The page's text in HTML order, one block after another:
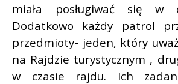
miała posługiwać się w
Dodatkowo każdy patrol
przedmioty- jeden, który
na Rajdzie turystycznym ,
w czasie rajdu. Ich